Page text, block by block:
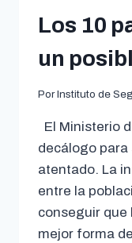
Los 10
un
Por Instituto de
El Ministerio
decálogo para
atentado. La
entre la
conseguir que
mejor forma